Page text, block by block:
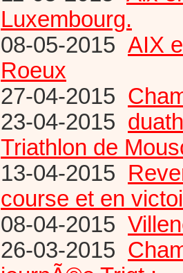
Luxembourg.
08-05-2015 AIX
Roeux
27-04-2015
23-04-2015
Triathlon de
13-04-2015
course et en
08-04-2015
26-03-2015